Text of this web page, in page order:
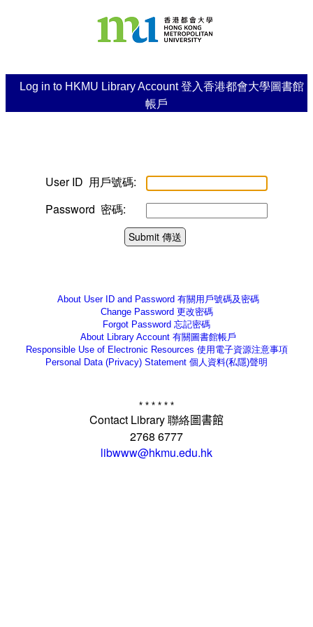
Log in to HKMU Library Account 登入香港都會大學圖書館
帳戶
User ID 用戶號碼:
Password 密碼:
Submit 傳送
About User ID and Password 有關用戶號碼及密碼
Change Password 更改密碼
Forgot Password 忘記密碼
About Library Account 有關圖書館帳戶
Responsible Use of Electronic Resources 使用電子資源注意事項
Personal Data (Privacy) Statement 個人資料(私隱)聲明
* * * * * *
Contact Library聯絡圖書館
2768 6777
libwww@hkmu.edu.hk